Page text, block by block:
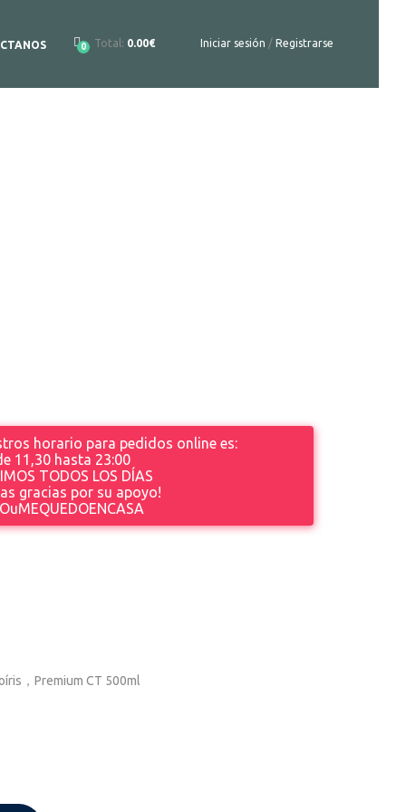
0 Total: 0.00€ Iniciar sesión / Registrarse
horario para pedidos online es:
11,30 hasta 23:00
TODOS LOS DÍAS
gracias por su apoyo!
，Premium CT 500ml